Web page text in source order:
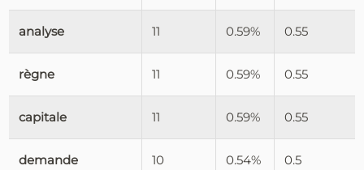
analyse 11 0.59% 0.55
règne 11 0.59% 0.55
capitale 11 0.59% 0.55
demande 10 0.54% 0.5